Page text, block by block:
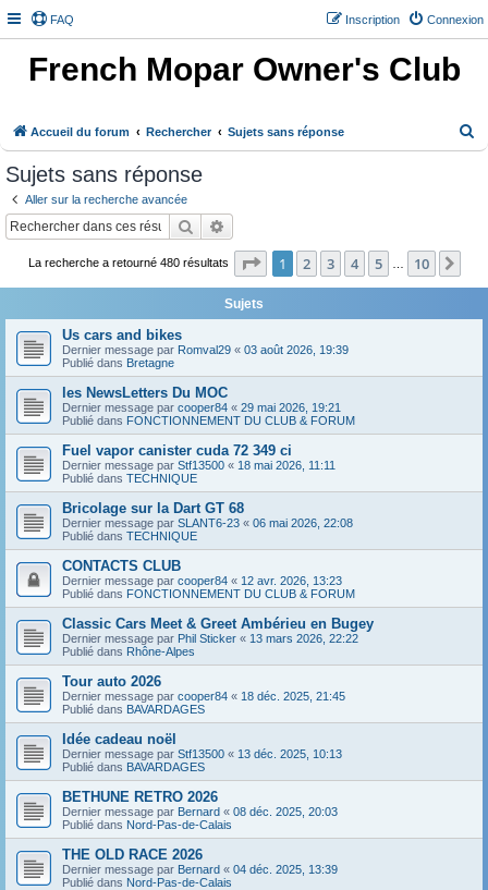
FAQ Connexion
Inscription
French Mopar Owner's Club
Accueil du forum Rechercher Sujets sans réponse
c
Sujets sans réponse
Aller sur la recherche avancée
Rechercher
La recherche a retourné 480 résultats Page 1sur10
1 2 3 4 5 10
Sujets
Us cars and bikes
Dernier message par Romval29 « 03 août 2026, 19:39
Publié dans Bretagne
les NewsLetters Du MOC
Dernier message par cooper84 « 29 mai 2026, 19:21
Publié dans FONCTIONNEMENT DU CLUB & FORUM
Fuel vapor canister cuda 72 349 ci
Dernier message par Stf13500 « 18 mai 2026, 11:11
Publié dans TECHNIQUE
Bricolage sur la Dart GT 68
Dernier message par SLANT6-23 « 06 mai 2026, 22:08
Publié dans TECHNIQUE
CONTACTS CLUB
Dernier message par cooper84 « 12 avr. 2026, 13:23
Publié dans FONCTIONNEMENT DU CLUB & FORUM
Classic Cars Meet & Greet Ambérieu en Bugey
Dernier message par Phil Sticker « 13 mars 2026, 22:22
Publié dans Rhône-Alpes
Tour auto 2026
Dernier message par cooper84 « 18 déc. 2025, 21:45
Publié dans BAVARDAGES
Idée cadeau noël
Dernier message par Stf13500 « 13 déc. 2025, 10:13
Publié dans BAVARDAGES
BETHUNE RETRO 2026
Dernier message par Bernard « 08 déc. 2025, 20:03
Publié dans Nord-Pas-de-Calais
THE OLD RACE 2026
Dernier message par Bernard « 04 déc. 2025, 13:39
Publié dans Nord-Pas-de-Calais